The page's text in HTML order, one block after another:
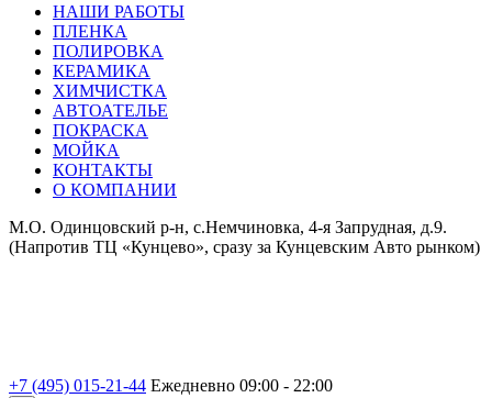
НАШИ РАБОТЫ
ПЛЕНКА
ПОЛИРОВКА
КЕРАМИКА
ХИМЧИСТКА
АВТОАТЕЛЬЕ
ПОКРАСКА
МОЙКА
КОНТАКТЫ
О КОМПАНИИ
М.О. Одинцовский р-н, с.Немчиновка, 4-я Запрудная, д.9.
(Напротив ТЦ «Кунцево», сразу за Кунцевским Авто рынком)
+7 (495) 015-21-44 Ежедневно 09:00 - 22:00